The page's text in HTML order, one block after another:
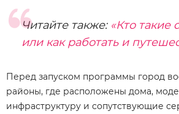
Читайте также: «Кто
или как работать и
Перед запуском программы город
районы, где расположены дома,
инфраструктуру и сопутствующие